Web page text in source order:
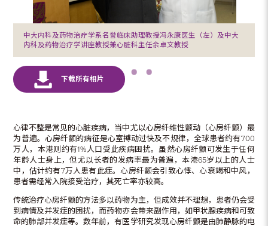
中大内科及药物治疗学系名誉临床助理教授冯永康医生（左）及中大
内科及药物治疗学讲座教授兼心脏科主任余卓文教授
心律不整是常见的心脏疾病，当中尤以心房纤维性颤动（心房纤颤）最
为普遍。心房纤颤的病征是心室搏动过快及不规律，全球患者约有700
万人，本港则约有1%人口受此疾病困扰。虽然心房纤颤可发生于任何
年龄人士身上，但尤以长者的发病率最为普遍，本港65岁以上的人士
中，估计约有7万人患有此症。心房纤颤会引致心悸、心衰竭和中风，
患者需经常入院接受治疗，其死亡率亦较高。
传统治疗心房纤颤的方法多以药物为主，但成效并不理想，患者仍会受
到病情及并发症的困扰，而药物亦会带来副作用，如甲状腺疾病和可致
命的肺部并发症等。数年前，有医学研究发现心房纤颤是由肺静脉的电